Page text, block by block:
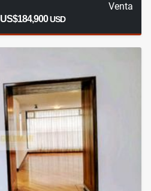
Venta
US$184,900USD